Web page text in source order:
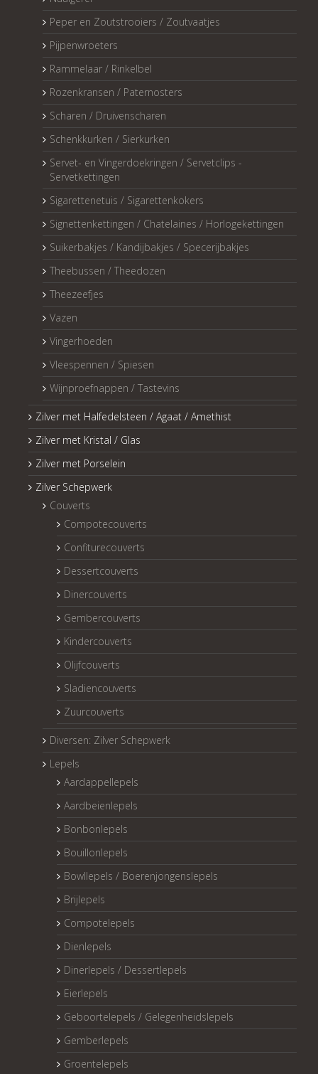
Peper en Zoutstrooiers / Zoutvaatjes
Pijpenwroeters
Rammelaar / Rinkelbel
Rozenkransen / Paternosters
Scharen / Druivenscharen
Schenkkurken / Sierkurken
Servet- en Vingerdoekringen / Servetclips -
Servetkettingen
Sigarettenetuis / Sigarettenkokers
Signettenkettingen / Chatelaines / Horlogekettingen
Suikerbakjes / Kandijbakjes / Specerijbakjes
Theebussen / Theedozen
Theezeefjes
Vazen
Vingerhoeden
Vleespennen / Spiesen
Wijnproefnappen / Tastevins
Zilver met Halfedelsteen / Agaat / Amethist
Zilver met Kristal / Glas
Zilver met Porselein
Zilver Schepwerk
Couverts
Compotecouverts
Confiturecouverts
Dessertcouverts
Dinercouverts
Gembercouverts
Kindercouverts
Olijfcouverts
Sladiencouverts
Zuurcouverts
Diversen: Zilver Schepwerk
Lepels
Aardappellepels
Aardbeienlepels
Bonbonlepels
Bouillonlepels
Bowllepels / Boerenjongenslepels
Brijlepels
Compotelepels
Dienlepels
Dinerlepels / Dessertlepels
Eierlepels
Geboortelepels / Gelegenheidslepels
Gemberlepels
Groentelepels